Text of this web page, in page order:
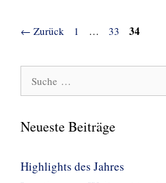
← Zurück Seite
1 … Seite
33 Seite
34
Neueste Beiträge
Highlights des Jahres